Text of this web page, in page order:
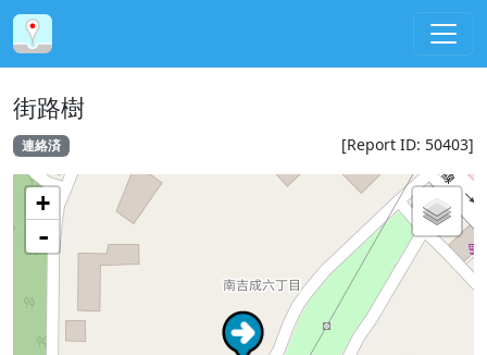
街路樹
連絡済 [Report ID: 50403]
+
-